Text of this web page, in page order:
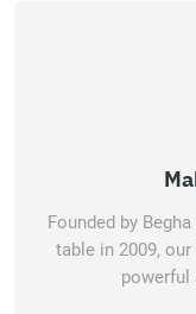
Founded by
table in 2009,